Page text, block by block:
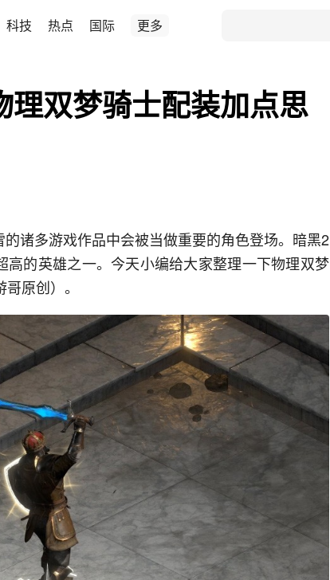
科技 热点 国际 更多
理双梦骑士配装加点思
诸多游戏作品中会被当做重要的角色登场。暗黑2
高的英雄之一。今天小编给大家整理一下物理双梦
原创）。